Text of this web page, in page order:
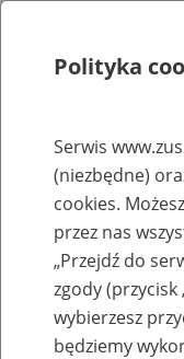
Rejestry, ewidencje i archiwa
Baza
Nazwa zakładu pracy:
Polityka
Serwis
(niezbędne)
cookies.
przez nas
„Przejdź do
zgody (przycisk
wybierzesz
będziemy